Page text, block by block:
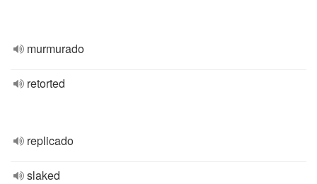
murmurado
retorted
replicado
slaked